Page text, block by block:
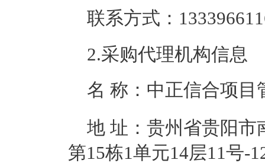
联系方式：
2.采购代理机构信息
名 称： 中正信合项目
地 址： 贵州省贵阳市
第15栋1单元14层11号-